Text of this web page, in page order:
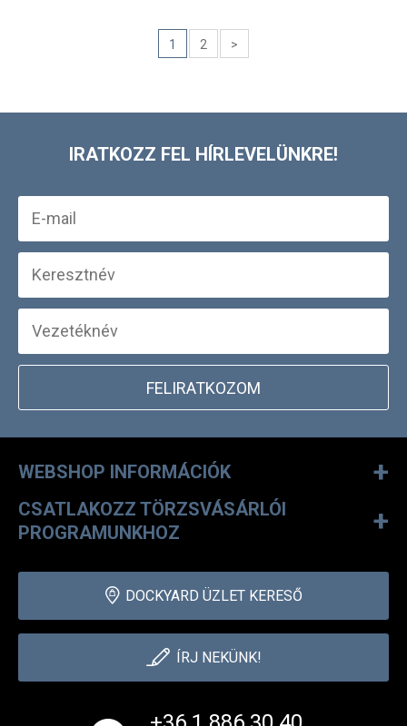
1 2 >
IRATKOZZ FEL HÍRLEVELÜNKRE!
FELIRATKOZOM
WEBSHOP INFORMÁCIÓK +
CSATLAKOZZ TÖRZSVÁSÁRLÓI
PROGRAMUNKHOZ
+
DOCKYARD ÜZLET KERESŐ
ÍRJ NEKÜNK!